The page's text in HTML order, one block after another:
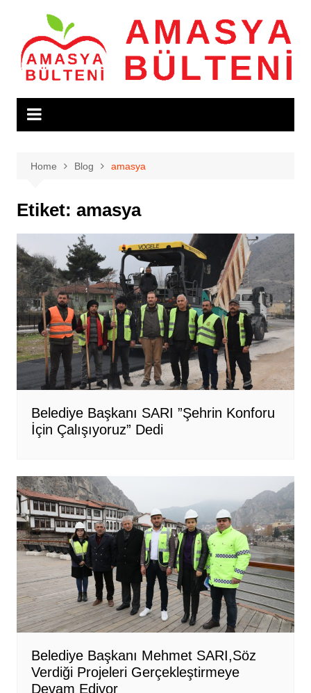
content
Home Blog amasya
Etiket: amasya
Belediye Başkanı SARI ”Şehrin Konforu
İçin Çalışıyoruz” Dedi
Belediye Başkanı Mehmet SARI,Söz
Verdiği Projeleri Gerçekleştirmeye
Devam Ediyor